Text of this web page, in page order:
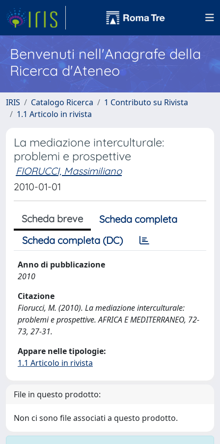
Benvenuti nell'Anagrafe della
Ricerca d'Ateneo
IRIS Catalogo Ricerca
1 Contributo su Rivista
1.1 Articolo in rivista
La mediazione interculturale:
problemi e prospettive
FIORUCCI, Massimiliano
2010-01-01
Scheda breve
Scheda completa
Scheda completa (DC)
Anno di pubblicazione
2010
Citazione
Fiorucci, M. (2010). La mediazione interculturale:
problemi e prospettive. AFRICA E MEDITERRANEO, 72-
73, 27-31.
Appare nelle tipologie:
1.1 Articolo in rivista
File in questo prodotto:
Non ci sono file associati a questo prodotto.